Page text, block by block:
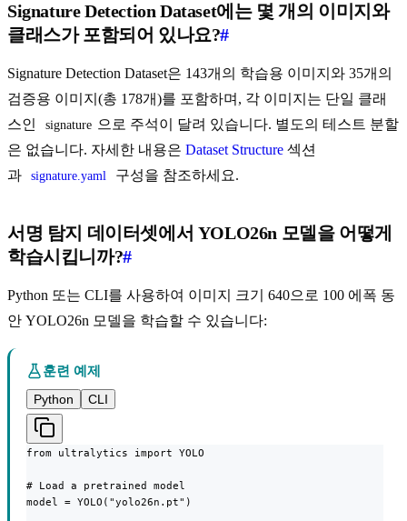
Signature Detection Dataset에는 몇 개의 이미지와
클래스가 포함되어 있나요?#
Signature Detection Dataset은 143개의 학습용 이미지와 35개의
검증용 이미지(총 178개)를 포함하며, 각 이미지는 단일 클래
스인
signature 으로 주석이 달려 있습니다. 별도의 테스트 분할
은 없습니다. 자세한 내용은 Dataset Structure 섹션
과
signature.yaml 구성을 참조하세요.
서명 탐지 데이터셋에서 YOLO26n 모델을 어떻게
학습시킵니까?#
Python 또는 CLI를 사용하여 이미지 크기 640으로 100 에폭 동
안 YOLO26n 모델을 학습할 수 있습니다:
훈련 예제
Python
CLI
from ultralytics import YOLO
# Load a pretrained model
model = YOLO("yolo26n.pt")